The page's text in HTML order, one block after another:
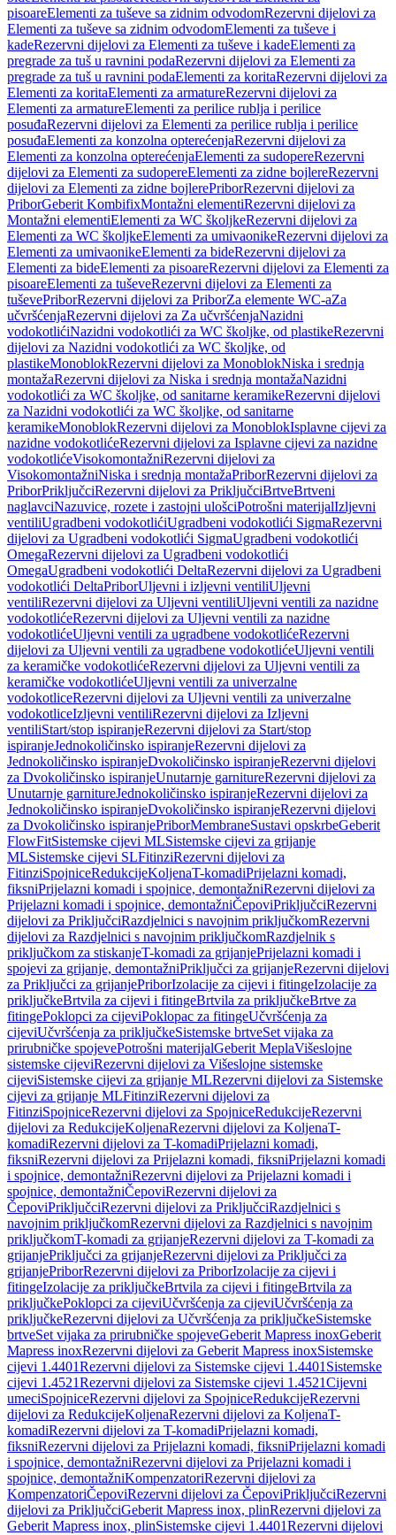
pisoareElementi za tuševe sa zidnim odvodomRezervni dijelovi za
Elementi za tuševe sa zidnim odvodomElementi za tuševe i
kadeRezervni dijelovi za Elementi za tuševe i kadeElementi za
pregrade za tuš u ravnini podaRezervni dijelovi za Elementi za
pregrade za tuš u ravnini podaElementi za koritaRezervni dijelovi za
Elementi za koritaElementi za armatureRezervni dijelovi za
Elementi za armatureElementi za perilice rublja i perilice
posuđaRezervni dijelovi za Elementi za perilice rublja i perilice
posuđaElementi za konzolna opterećenjaRezervni dijelovi za
Elementi za konzolna opterećenjaElementi za sudopereRezervni
dijelovi za Elementi za sudopereElementi za zidne bojlereRezervni
dijelovi za Elementi za zidne bojlerePriborRezervni dijelovi za
PriborGeberit KombifixMontažni elementiRezervni dijelovi za
Montažni elementiElementi za WC školjkeRezervni dijelovi za
Elementi za WC školjkeElementi za umivaonikeRezervni dijelovi za
Elementi za umivaonikeElementi za bideRezervni dijelovi za
Elementi za bideElementi za pisoareRezervni dijelovi za Elementi za
pisoareElementi za tuševeRezervni dijelovi za Elementi za
tuševePriborRezervni dijelovi za PriborZa elemente WC-aZa
učvršćenjaRezervni dijelovi za Za učvršćenjaNazidni
vodokotlićiNazidni vodokotlići za WC školjke, od plastikeRezervni
dijelovi za Nazidni vodokotlići za WC školjke, od
plastikeMonoblokRezervni dijelovi za MonoblokNiska i srednja
montažaRezervni dijelovi za Niska i srednja montažaNazidni
vodokotlići za WC školjke, od sanitarne keramikeRezervni dijelovi
za Nazidni vodokotlići za WC školjke, od sanitarne
keramikeMonoblokRezervni dijelovi za MonoblokIsplavne cijevi za
nazidne vodokotlićeRezervni dijelovi za Isplavne cijevi za nazidne
vodokotlićeVisokomontažniRezervni dijelovi za
VisokomontažniNiska i srednja montažaPriborRezervni dijelovi za
PriborPriključciRezervni dijelovi za PriključciBrtveBrtveni
naglavciNazuvice, rozete i zastojni ulošciPotrošni materijalIzljevni
ventiliUgradbeni vodokotlićiUgradbeni vodokotlići SigmaRezervni
dijelovi za Ugradbeni vodokotlići SigmaUgradbeni vodokotlići
OmegaRezervni dijelovi za Ugradbeni vodokotlići
OmegaUgradbeni vodokotlići DeltaRezervni dijelovi za Ugradbeni
vodokotlići DeltaPriborUljevni i izljevni ventiliUljevni
ventiliRezervni dijelovi za Uljevni ventiliUljevni ventili za nazidne
vodokotlićeRezervni dijelovi za Uljevni ventili za nazidne
vodokotlićeUljevni ventili za ugradbene vodokotlićeRezervni
dijelovi za Uljevni ventili za ugradbene vodokotlićeUljevni ventili
za keramičke vodokotlićeRezervni dijelovi za Uljevni ventili za
keramičke vodokotlićeUljevni ventili za univerzalne
vodokotliceRezervni dijelovi za Uljevni ventili za univerzalne
vodokotliceIzljevni ventiliRezervni dijelovi za Izljevni
ventiliStart/stop ispiranjeRezervni dijelovi za Start/stop
ispiranjeJednokoličinsko ispiranjeRezervni dijelovi za
Jednokoličinsko ispiranjeDvokoličinsko ispiranjeRezervni dijelovi
za Dvokoličinsko ispiranjeUnutarnje garnitureRezervni dijelovi za
Unutarnje garnitureJednokoličinsko ispiranjeRezervni dijelovi za
Jednokoličinsko ispiranjeDvokoličinsko ispiranjeRezervni dijelovi
za Dvokoličinsko ispiranjePriborMembraneSustavi opskrbeGeberit
FlowFitSistemske cijevi MLSistemske cijevi za grijanje
MLSistemske cijevi SLFitinziRezervni dijelovi za
FitinziSpojniceRedukcijeKoljenaT-komadiPrijelazni komadi,
fiksniPrijelazni komadi i spojnice, demontažniRezervni dijelovi za
Prijelazni komadi i spojnice, demontažniČepoviPriključciRezervni
dijelovi za PriključciRazdjelnici s navojnim priključkomRezervni
dijelovi za Razdjelnici s navojnim priključkomRazdjelnik s
priključkom za stiskanjeT-komadi za grijanjePrijelazni komadi i
spojevi za grijanje, demontažniPriključci za grijanjeRezervni dijelovi
za Priključci za grijanjePriborIzolacije za cijevi i fitingeIzolacije za
priključkeBrtvila za cijevi i fitingeBrtvila za priključkeBrtve za
fitingePoklopci za cijeviPoklopac za fitingeUčvršćenja za
cijeviUčvršćenja za priključkeSistemske brtveSet vijaka za
prirubničke spojevePotrošni materijalGeberit MeplaVišeslojne
sistemske cijeviRezervni dijelovi za Višeslojne sistemske
cijeviSistemske cijevi za grijanje MLRezervni dijelovi za Sistemske
cijevi za grijanje MLFitinziRezervni dijelovi za
FitinziSpojniceRezervni dijelovi za SpojniceRedukcijeRezervni
dijelovi za RedukcijeKoljenaRezervni dijelovi za KoljenaT-
komadiRezervni dijelovi za T-komadiPrijelazni komadi,
fiksniRezervni dijelovi za Prijelazni komadi, fiksniPrijelazni komadi
i spojnice, demontažniRezervni dijelovi za Prijelazni komadi i
spojnice, demontažniČepoviRezervni dijelovi za
ČepoviPriključciRezervni dijelovi za PriključciRazdjelnici s
navojnim priključkomRezervni dijelovi za Razdjelnici s navojnim
priključkomT-komadi za grijanjeRezervni dijelovi za T-komadi za
grijanjePriključci za grijanjeRezervni dijelovi za Priključci za
grijanjePriborRezervni dijelovi za PriborIzolacije za cijevi i
fitingeIzolacije za priključkeBrtvila za cijevi i fitingeBrtvila za
priključkePoklopci za cijeviUčvršćenja za cijeviUčvršćenja za
priključkeRezervni dijelovi za Učvršćenja za priključkeSistemske
brtveSet vijaka za prirubničke spojeveGeberit Mapress inoxGeberit
Mapress inoxRezervni dijelovi za Geberit Mapress inoxSistemske
cijevi 1.4401Rezervni dijelovi za Sistemske cijevi 1.4401 Sistemske
cijevi 1.4521Rezervni dijelovi za Sistemske cijevi 1.4521Cijevni
umeciSpojniceRezervni dijelovi za SpojniceRedukcijeRezervni
dijelovi za RedukcijeKoljenaRezervni dijelovi za KoljenaT-
komadiRezervni dijelovi za T-komadiPrijelazni komadi,
fiksniRezervni dijelovi za Prijelazni komadi, fiksniPrijelazni komadi
i spojnice, demontažniRezervni dijelovi za Prijelazni komadi i
spojnice, demontažniKompenzatoriRezervni dijelovi za
KompenzatoriČepoviRezervni dijelovi za ČepoviPriključciRezervni
dijelovi za PriključciGeberit Mapress inox, plinRezervni dijelovi za
Geberit Mapress inox, plinSistemske cijevi 1.4401Rezervni dijelovi